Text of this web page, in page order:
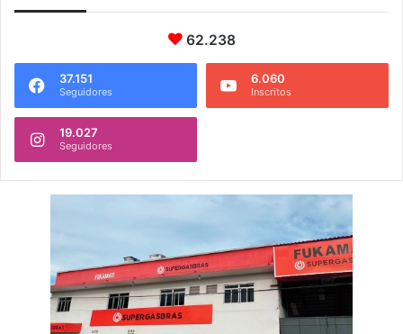
62.238
37.151
Seguidores
6.060
Inscritos
19.027
Seguidores